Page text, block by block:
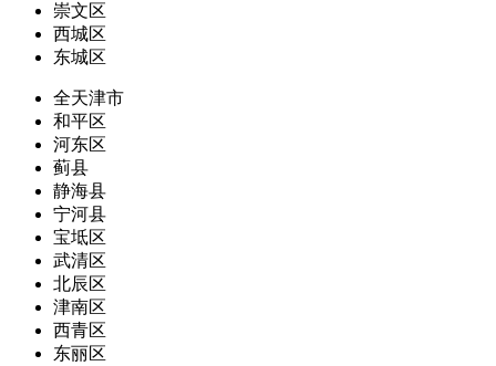
崇文区
西城区
东城区
全天津市
和平区
河东区
蓟县
静海县
宁河县
宝坻区
武清区
北辰区
津南区
西青区
东丽区